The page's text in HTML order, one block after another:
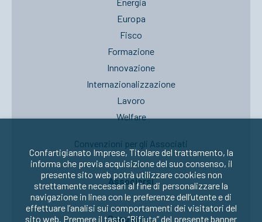
Europa
Fisco
Formazione
Innovazione
Internazionalizzazione
Lavoro
Welfare
Convenzioni per gli Associati
Associarsi
Seguici su:
Confartigianato Imprese, Titolare del trattamento, la
informa che previa acquisizione del suo consenso, il
presente sito web potrà utilizzare cookies non
strettamente necessari al fine di personalizzare la
navigazione in linea con le preferenze dell’utente e di
effettuare l’analisi sui comportamenti dei visitatori del
sito web. Premere il tasto “Rifiuta” del presente banner